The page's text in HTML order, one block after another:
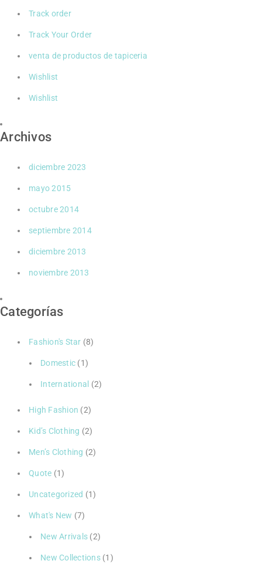
Track order
Track Your Order
venta de productos de tapiceria
Wishlist
Wishlist
Archivos
diciembre 2023
mayo 2015
octubre 2014
septiembre 2014
diciembre 2013
noviembre 2013
Categorías
Fashion's Star (8)
Domestic (1)
International (2)
High Fashion (2)
Kid’s Clothing (2)
Men’s Clothing (2)
Quote (1)
Uncategorized (1)
What's New (7)
New Arrivals (2)
New Collections(1)